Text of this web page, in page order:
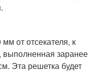
от отсекателя, к
выполненная заранее
Эта решетка будет